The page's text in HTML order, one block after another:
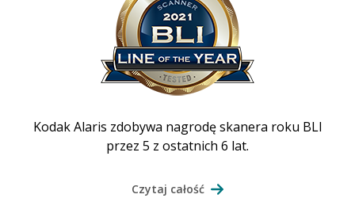
Kodak Alaris zdobywa nagrodę skanera roku BLI
przez 5 z ostatnich 6 lat.
Czytaj całość